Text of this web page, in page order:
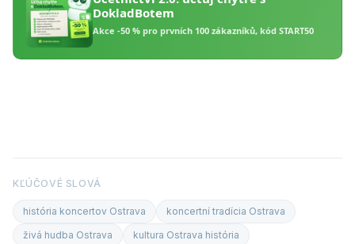
KĽÚČOVÉ SLOVÁ
história koncertov Ostrava
koncertní tradícia Ostrava
živá hudba Ostrava
kultura Ostrava história